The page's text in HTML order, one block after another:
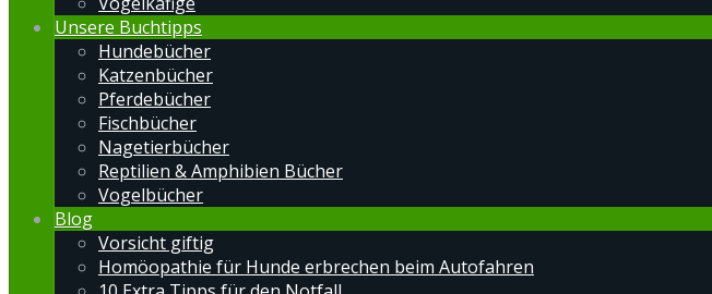
Unsere Buchtipps
Hundebücher
Katzenbücher
Pferdebücher
Fischbücher
Nagetierbücher
Reptilien & Amphibien Bücher
Vogelbücher
Blog
Vorsicht giftig
Homöopathie für Hunde erbrechen beim Autofahren